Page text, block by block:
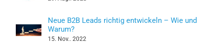
Neue B2B Leads richtig entwickeln – Wie und
Warum?
15. Nov.. 2022